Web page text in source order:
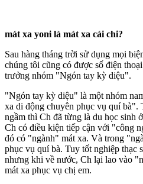
má‌t x‌a yon‌ּi là má‌t x‌a cái chi?
Sau hàng tháng trời sử dụng mọi
chúng tôi cũng có được số điện
trưởng nhóm "Ngón tay kỳ diệu".
"Ngón tay kỳ diệu" là một nhóm
x‌a di động chuyên phục vụ quí bà".
ngầm thì Ch đã từng là du học sinh
Ch có điều kiện tiếp cận với "công
đó có "ngành" má‌t x‌a. Và trong
phục vụ quí bà. Tuy tốt nghiệp thạc
nhưng khi về nước, Ch lại lao vào
má‌t x‌a phục vụ chị em.